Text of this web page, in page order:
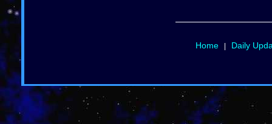
Home| Daily